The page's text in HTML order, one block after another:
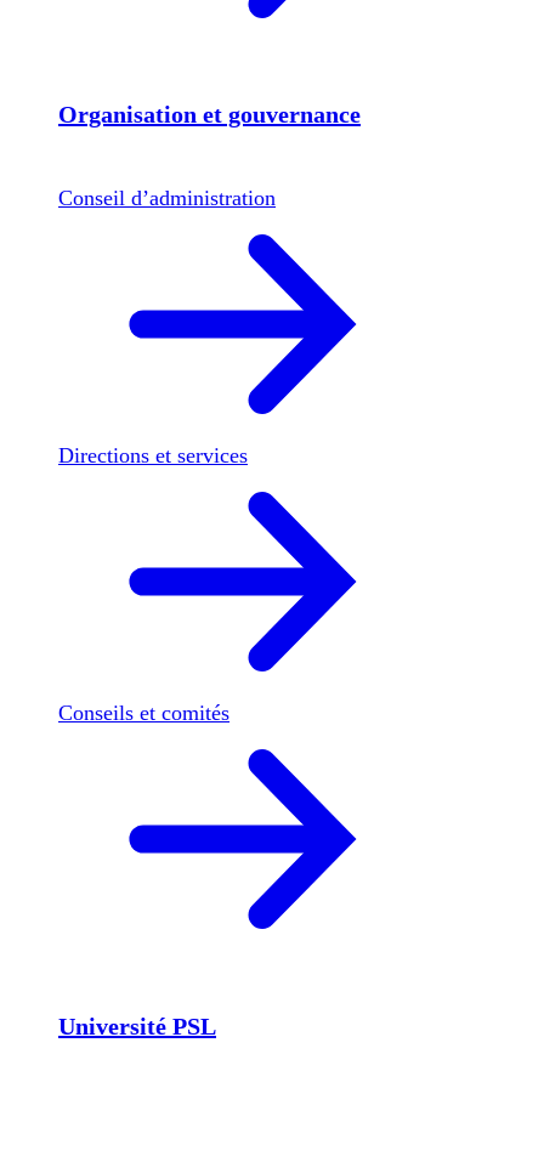
Organisation et gouvernance
Conseil d’administration
Directions et services
Conseils et comités
Université PSL